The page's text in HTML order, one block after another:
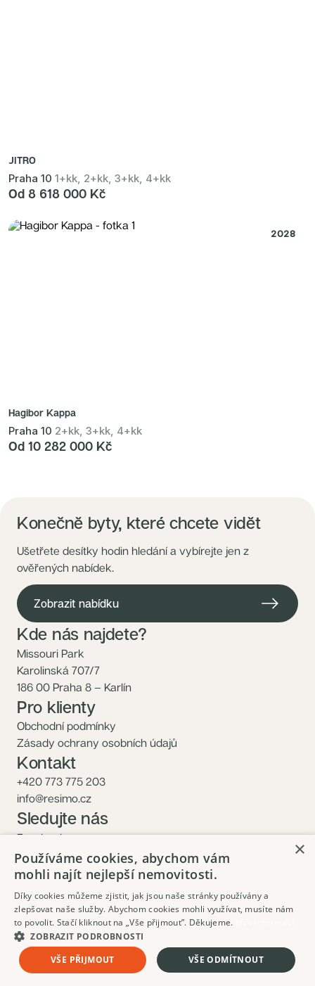
JITRO
Praha 10 1+kk, 2+kk, 3+kk, 4+kk
Od 8 618 000 Kč
2028
Hagibor Kappa
Praha 10 2+kk, 3+kk, 4+kk
Od 10 282 000 Kč
10 900 000 Kč
Včetně DPH Mám zájem
Konečně byty, které chcete vidět
Ušetřete desítky hodin hledání a vybírejte jen z
ověřených nabídek.
Zobrazit nabídku
Kde nás najdete?
Missouri Park
Karolinská 707/7
186 00 Praha 8 – Karlín
Pro klienty
Obchodní podmínky
Zásady ochrany osobních údajů
Kontakt
+420 773 775 203
info@resimo.cz
Sledujte nás
Facebook
Instagram
×
Používáme cookies, abychom vám
mohli najít nejlepší nemovitosti.
Díky cookies můžeme zjistit, jak jsou naše stránky používány a
zlepšovat naše služby. Abychom cookies mohli využívat, musíte nám
to povolit. Stačí kliknout na „Vše přijmout”. Děkujeme.
ZOBRAZIT PODROBNOSTI
VŠE PŘIJMOUT
VŠE ODMÍTNOUT